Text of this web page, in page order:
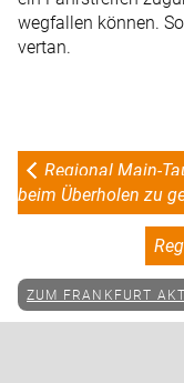
wegfallen können.
vertan.
Regional Main-
beim Überholen zu
ZUM FRANKFURT